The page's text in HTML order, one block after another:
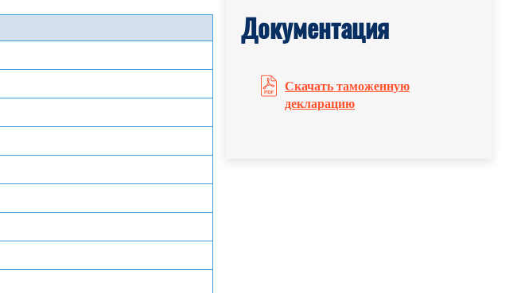
Документация
Скачать таможенную
декларацию